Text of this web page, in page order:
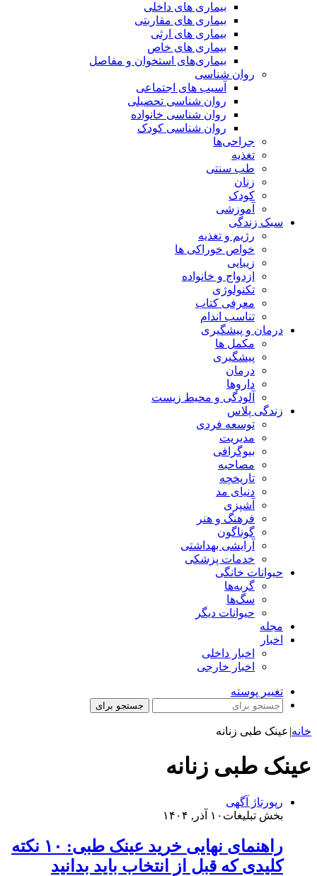
بیماری های داخلی
بیماری های مقاربتی
بیماری های ارثی
بیماری های خاص
بیماری‌های استخوان و مفاصل
روان شناسی
آسیب های اجتماعی
روان شناسی تحصیلی
روان شناسی خانواده
روان شناسی کودک
جراحی‌ها
تغذیه
طب سنتی
زنان
کودک
آموزشی
سبک زندگی
رژیم و تغذیه
خواص خوراکی ها
زیبایی
ازدواج و خانواده
تکنولوژی
معرفی کتاب
تناسب اندام
درمان و پیشگیری
مکمل ها
پیشگیری
درمان
داروها
آلودگی و محیط زیست
زندگی پلاس
توسعه فردی
مدیریت
بیوگرافی
مصاحبه
تاریخچه
دنیای مد
آشپزی
فرهنگ و هنر
گوناگون
آرایشی بهداشتی
خدمات پزشکی
حیوانات خانگی
گربه‌ها
سگ‌ها
حیوانات دیگر
مجله
اخبار
اخبار داخلی
اخبار خارجی
تغییر پوسته
جستجو برای
خانه| عینک طبی زنانه
عینک طبی زنانه
رپورتاژ آگهی
بخش تبلیغات ۱۰ آذر, ۱۴۰۴
راهنمای نهایی خرید عینک طبی: ۱۰ نکته
کلیدی که قبل از انتخاب باید بدانید